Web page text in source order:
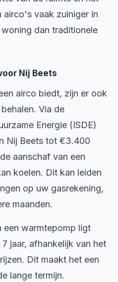
airco's vaak zuiniger in
dan traditionele
Nij Beets
airco biedt, zijn er ook
Via de
Energie (ISDE)
Nij Beets tot €3.400
aanschaf van een
koelen. Dit kan leiden
op uw gasrekening,
maanden.
een warmtepomp ligt
jaar, afhankelijk van het
Dit maakt het een
lange termijn.